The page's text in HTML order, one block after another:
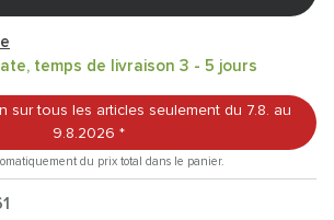
temps de livraison 3 - 5 jours
sur tous les articles seulement du 7.8. au
9.8.2026 *
du prix total dans le panier.